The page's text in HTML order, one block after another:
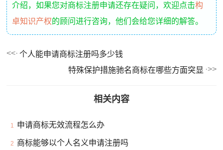
介绍，如果您对商标注册申请还存在疑问，欢迎点击构
卓知识产权的顾问进行咨询，他们会给您详细的解答。
个人能申请商标注册吗多少钱
特殊保护措施驰名商标在哪些方面突显
相关内容
1 申请商标无效流程怎么办
2 商标能够以个人名义申请注册吗